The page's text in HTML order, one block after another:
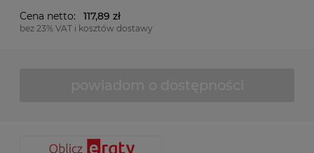
Cena netto: 117,89 zł
bez 23% VAT i kosztów dostawy